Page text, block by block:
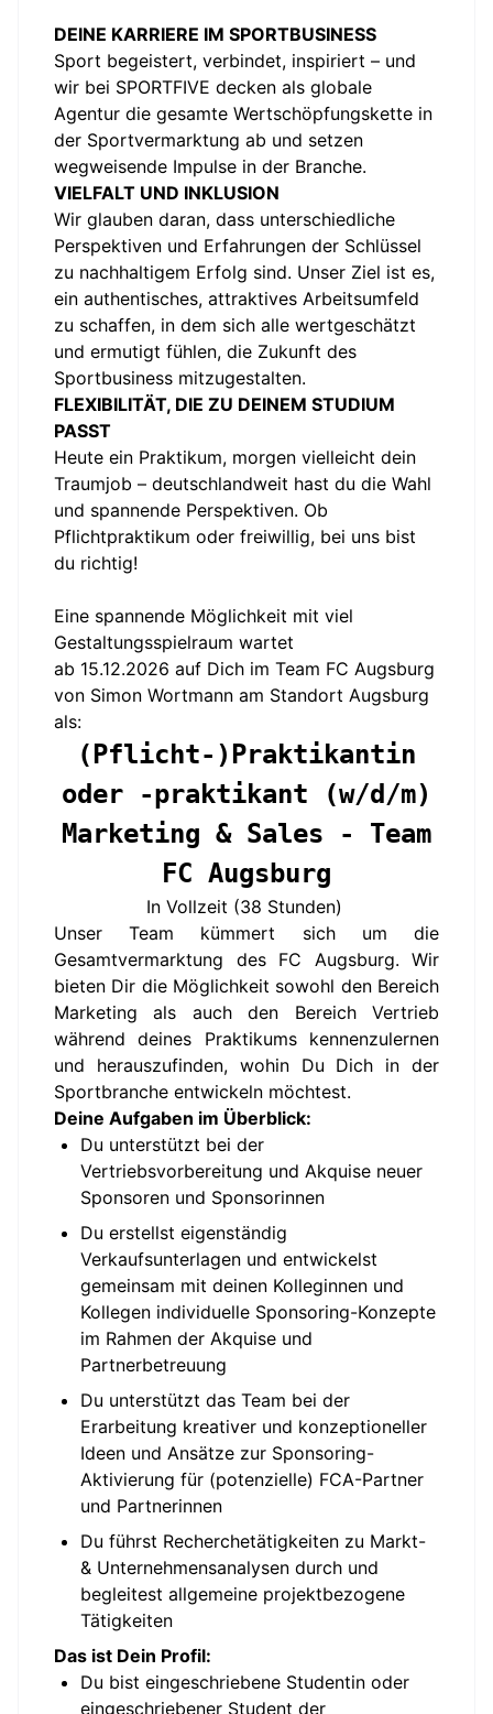
DEINE KARRIERE IM SPORTBUSINESS
Sport begeistert, verbindet, inspiriert – und
wir bei SPORTFIVE decken als globale
Agentur die gesamte Wertschöpfungskette in
der Sportvermarktung ab und setzen
wegweisende Impulse in der Branche.
VIELFALT UND INKLUSION
Wir glauben daran, dass unterschiedliche
Perspektiven und Erfahrungen der Schlüssel
zu nachhaltigem Erfolg sind. Unser Ziel ist es,
ein authentisches, attraktives Arbeitsumfeld
zu schaffen, in dem sich alle wertgeschätzt
und ermutigt fühlen, die Zukunft des
Sportbusiness mitzugestalten.
FLEXIBILITÄT, DIE ZU DEINEM STUDIUM
PASST
Heute ein Praktikum, morgen vielleicht dein
Traumjob – deutschlandweit hast du die Wahl
und spannende Perspektiven. Ob
Pflichtpraktikum oder freiwillig, bei uns bist
du richtig!
Eine spannende Möglichkeit mit viel
Gestaltungsspielraum wartet
ab 15.12.2026 auf Dich im Team FC Augsburg
von Simon Wortmann am Standort Augsburg
als:
(Pflicht-)Praktikantin
oder -praktikant (w/d/m)
Marketing & Sales - Team
FC Augsburg
In Vollzeit (38 Stunden)
Unser Team kümmert sich um die
Gesamtvermarktung des FC Augsburg. Wir
bieten Dir die Möglichkeit sowohl den Bereich
Marketing als auch den Bereich Vertrieb
während deines Praktikums kennenzulernen
und herauszufinden, wohin Du Dich in der
Sportbranche entwickeln möchtest.
Deine Aufgaben im Überblick:
Du unterstützt bei der
Vertriebsvorbereitung und Akquise neuer
Sponsoren und Sponsorinnen
Du erstellst eigenständig
Verkaufsunterlagen und entwickelst
gemeinsam mit deinen Kolleginnen und
Kollegen individuelle Sponsoring-Konzepte
im Rahmen der Akquise und
Partnerbetreuung
Du unterstützt das Team bei der
Erarbeitung kreativer und konzeptioneller
Ideen und Ansätze zur Sponsoring-
Aktivierung für (potenzielle) FCA-Partner
und Partnerinnen
Du führst Recherchetätigkeiten zu Markt-
& Unternehmensanalysen durch und
begleitest allgemeine projektbezogene
Tätigkeiten
Das ist Dein Profil:
Du bist eingeschriebene Studentin oder
eingeschriebener Student der